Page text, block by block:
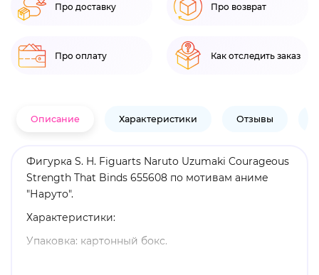
Про доставку Про возврат
Про оплату Как отследить заказ
Описание Характеристики Отзывы
Фигурка S. H. Figuarts Naruto Uzumaki Courageous
Strength That Binds 655608 по мотивам аниме
"Наруто".
Характеристики:
Упаковка: картонный бокс.